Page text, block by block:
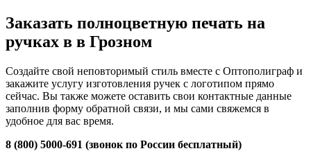
Заказать полноцветную печать на
ручках в в Грозном
Создайте свой неповторимый стиль вместе с Оптополиграф и
закажите услугу изготовления ручек с логотипом прямо
сейчас. Вы также можете оставить свои контактные данные
заполнив форму обратной связи, и мы сами свяжемся в
удобное для вас время.
8 (800) 5000-691 (звонок по России бесплатный)